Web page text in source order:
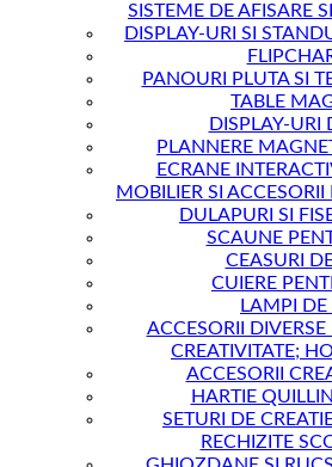
SISTEME DE AFISARE
DISPLAY-URI SI
PANOURI PLUTA SI
TABLE
DISPLAY-URI
PLANNERE
ECRANE
MOBILIER SI
DULAPURI SI
SCAUNE
CEASURI
CUIERE
LAMPI DE
ACCESORII DIVERSE
CREATIVITATE;
ACCESORII
HARTIE
SETURI DE
RECHIZITE